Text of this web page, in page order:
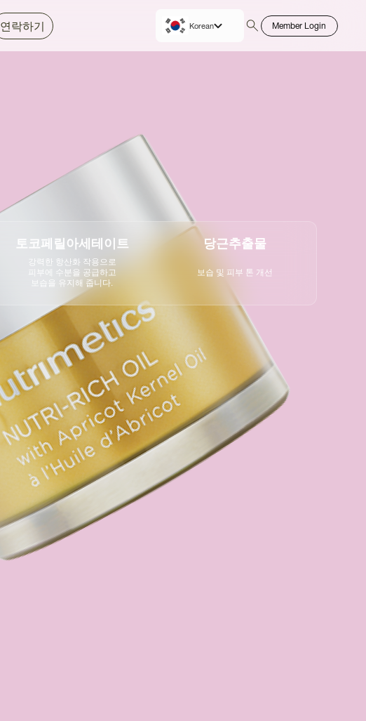
토코페릴아세테이트
강력한 항산화 작용으로
피부에 수분을 공급하고
보습을 유지해 줍니다.
당근추출물
보습 및 피부 톤 개선
연락하기 Korean Member Login